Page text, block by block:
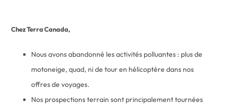
Chez Terra Canada,
Nous avons abandonné les activités polluantes : plus de
motoneige, quad, ni de tour en hélicoptère dans nos
offres de voyages.
Nos prospections terrain sont principalement tournées